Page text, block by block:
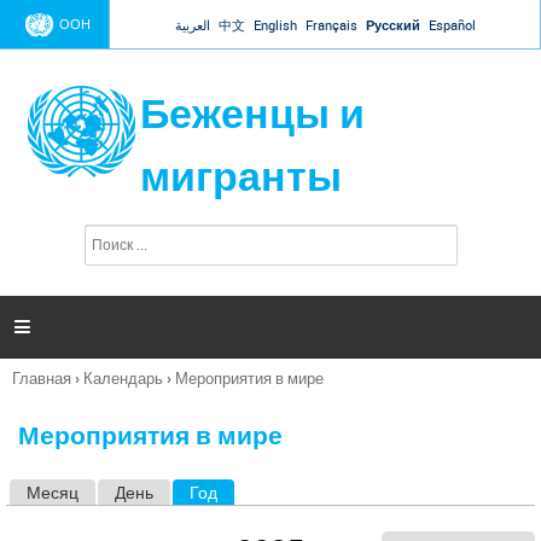
Jump to navigation
ООН العربية 中文 English Français Русский Español
Беженцы и
мигранты
п
и

Вы
Главная › Календарь › Мероприятия в мире
Мероприятия в мире
Месяц День Год